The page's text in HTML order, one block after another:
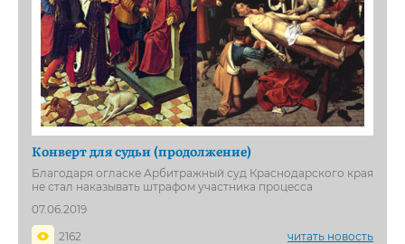
Конверт для судьи (продолжение)
Благодаря огласке Арбитражный суд Краснодарского края
не стал наказывать штрафом участника процесса
07.06.2019
2162
читать новость